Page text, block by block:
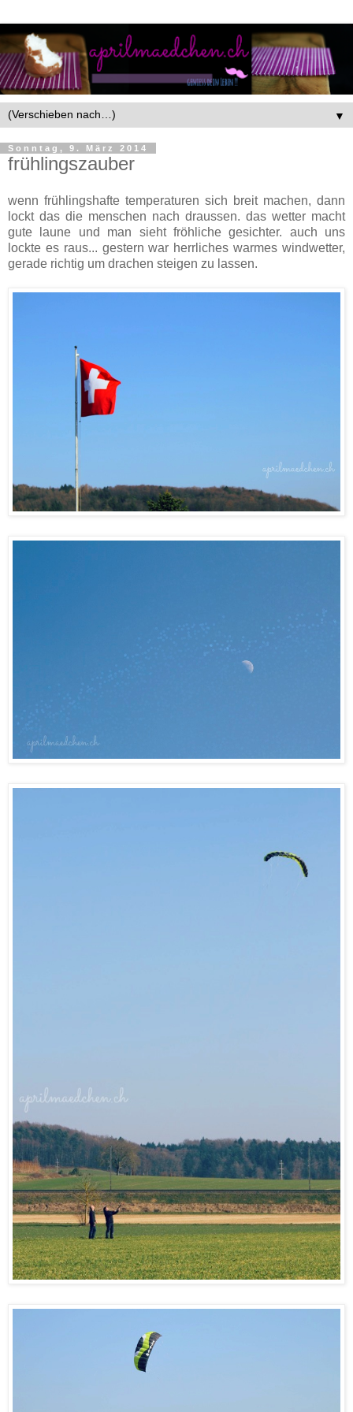
▼
Sonntag, 9. März 2014
frühlingszauber
wenn frühlingshafte temperaturen sich breit machen, dann
lockt das die menschen nach draussen. das wetter macht
gute laune und man sieht fröhliche gesichter. auch uns
lockte es raus... gestern war herrliches warmes windwetter,
gerade richtig um drachen steigen zu lassen.